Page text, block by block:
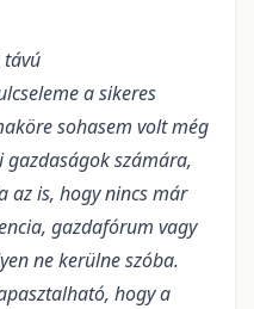
távú
a sikeres
sohasem volt még
számára,
az is, hogy nincs már
gazdafórum vagy
ne kerülne szóba.
hogy a